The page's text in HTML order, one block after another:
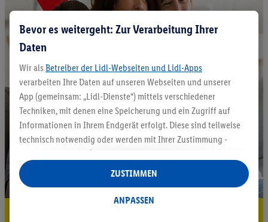
Bevor es weitergeht: Zur Verarbeitung Ihrer
Daten
Wir als Betreiber der Lidl-Webseiten und Lidl-Apps
verarbeiten Ihre Daten auf unseren Webseiten und unserer
App (gemeinsam: „Lidl-Dienste“) mittels verschiedener
Techniken, mit denen eine Speicherung und ein Zugriff auf
Informationen in Ihrem Endgerät erfolgt. Diese sind teilweise
technisch notwendig oder werden mit Ihrer Zustimmung -
auch durch Partner (u.a.
Verantwortliche; im Zusammenhang mit dem IAB TCF
insgesamt
Statistik-Erstellung oder für personalisierte Werbung
ANPASSEN
ZUSTIMMEN